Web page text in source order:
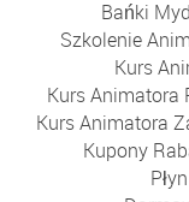
Bańki
Szkolenie
Kurs
Kurs Animatora
Kurs Animatora
Kupony